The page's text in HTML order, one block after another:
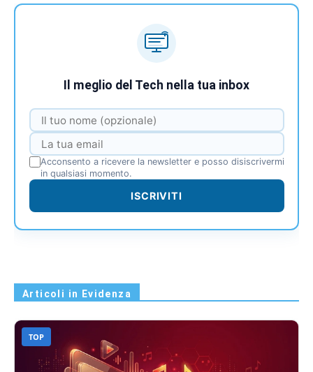
Il meglio del Tech nella tua inbox
Acconsento a ricevere la newsletter e posso disiscrivermi
in qualsiasi momento.
ISCRIVITI
Articoli in Evidenza
TOP